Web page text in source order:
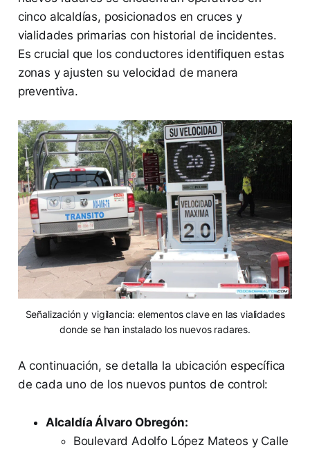
cinco alcaldías, posicionados en cruces y
vialidades primarias con historial de incidentes.
Es crucial que los conductores identifiquen estas
zonas y ajusten su velocidad de manera
preventiva.
Señalización y vigilancia: elementos clave en las vialidades
donde se han instalado los nuevos radares.
A continuación, se detalla la ubicación específica
de cada uno de los nuevos puntos de control:
Alcaldía Álvaro Obregón:
Boulevard Adolfo López Mateos y Calle